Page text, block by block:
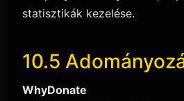
statisztikák kezelése.
10.5
WhyDonate